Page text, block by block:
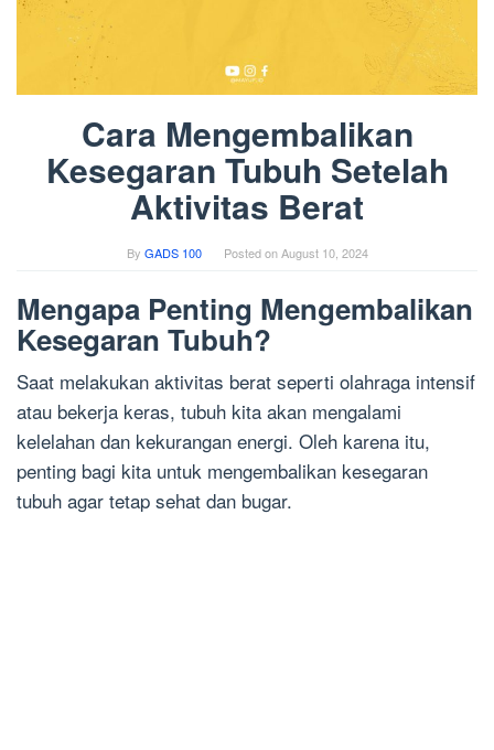
Cara Mengembalikan
Kesegaran Tubuh Setelah
Aktivitas Berat
By GADS 100 Posted onAugust 10, 2024
Mengapa Penting Mengembalikan
Kesegaran Tubuh?
Saat melakukan aktivitas berat seperti olahraga intensif
atau bekerja keras, tubuh kita akan mengalami
kelelahan dan kekurangan energi. Oleh karena itu,
penting bagi kita untuk mengembalikan kesegaran
tubuh agar tetap sehat dan bugar.